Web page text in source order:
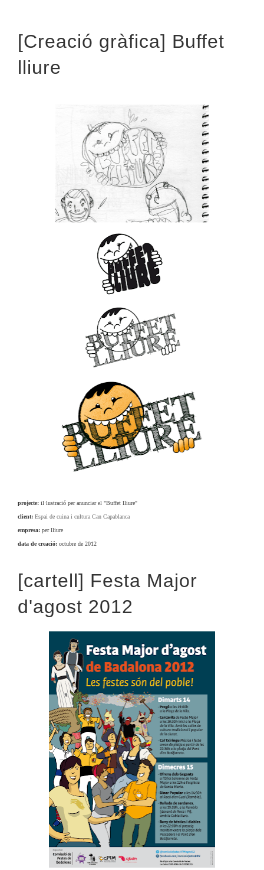
[Creació gràfica] Buffet
lliure
projecte: il·lustració per anunciar el "Buffet lliure"
client: Espai de cuina i cultura Can Capablanca
empresa: per lliure
data de creació: octubre de 2012
[cartell] Festa Major
d'agost 2012